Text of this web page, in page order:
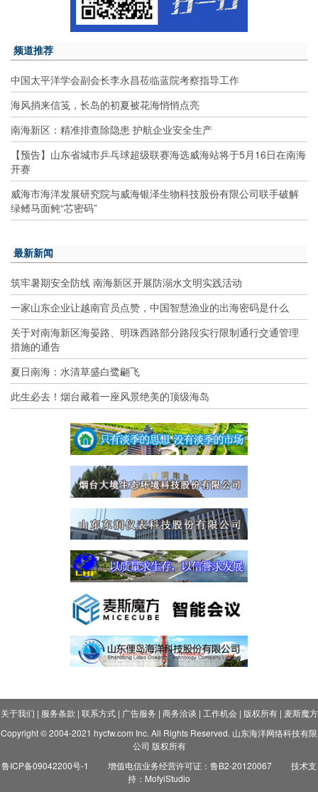
频道推荐
中国太平洋学会副会长李永昌莅临蓝院考察指导工作
海风捎来信笺，长岛的初夏被花海悄悄点亮
南海新区：精准排查除隐患 护航企业安全生产
【预告】山东省城市乒乓球超级联赛海选威海站将于5月16日在南海
开赛
威海市海洋发展研究院与威海银泽生物科技股份有限公司联手破解
绿鳍马面鲀“芯密码”
最新新闻
筑牢暑期安全防线 南海新区开展防溺水文明实践活动
一家山东企业让越南官员点赞，中国智慧渔业的出海密码是什么
关于对南海新区海晏路、明珠西路部分路段实行限制通行交通管理
措施的通告
夏日南海：水清草盛白鹭翩飞
此生必去！烟台藏着一座风景绝美的顶级海岛
关于我们 | 服务条款 | 联系方式| 广告服务 | 商务洽谈 | 工作机会| 版权所有| 麦斯魔方
Copyright © 2004-2021 hycfw.com Inc. All Rights Reserved. 山东海洋网络科技有限
公司 版权所有
鲁ICP备09042200号-1
增值电信业务经营许可证：鲁B2-20120067
技术支
持：MofyiStudio